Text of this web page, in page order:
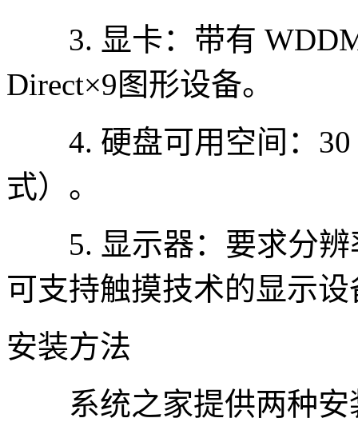
3. 显卡：带有 WDDM
Direct×9图形设备。
4. 硬盘可用空间：30
式）。
5. 显示器：要求分辨
可支持触摸技术的显示设
安装方法
系统之家提供两种